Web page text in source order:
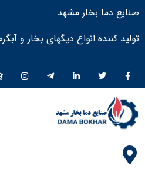
صنایع دما بخار مشهد
تولید کننده انواع دیگهای بخار و